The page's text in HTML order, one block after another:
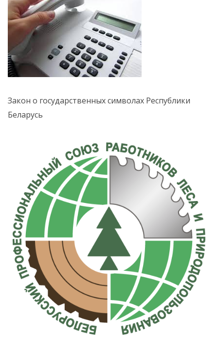
Закон о государственных символах Республики
Беларусь